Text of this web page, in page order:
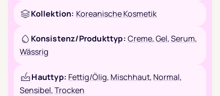
Kollektion: Koreanische Kosmetik
Konsistenz/Produkttyp: Creme,Gel,Serum,
Wässrig
Hauttyp: Fettig/Ölig, Mischhaut, Normal,
Sensibel,Trocken